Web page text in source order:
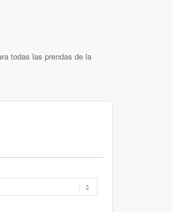
todas las prendas de la